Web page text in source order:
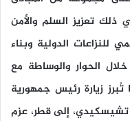
تعزيز السلم والأمن
للنزاعات الدولية وبناء
الحوار والوساطة مع
زيارة رئيس جمهورية
تشيسكيدي، إلى قطر، عزم